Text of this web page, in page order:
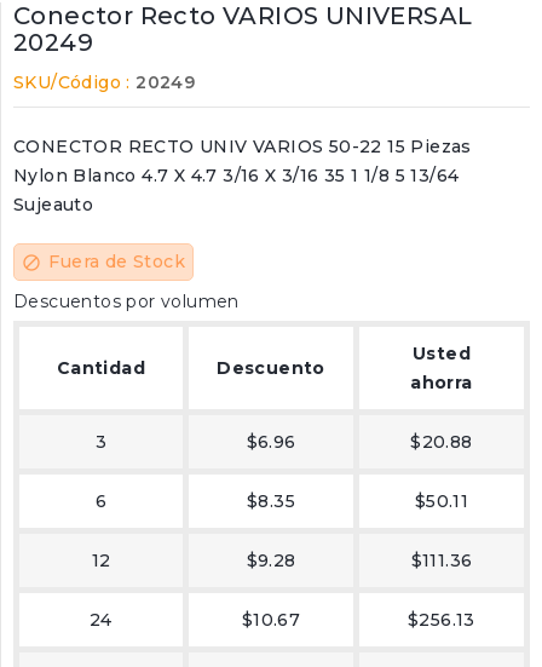
Conector Recto VARIOS UNIVERSAL
20249
SKU/Código : 20249
CONECTOR RECTO UNIV VARIOS 50-22 15 Piezas
Nylon Blanco 4.7 X 4.7 3/16 X 3/16 35 1 1/8 5 13/64
Sujeauto
block Fuera de Stock
Descuentos por volumen
Cantidad Descuento
Usted
ahorra
3 $6.96 $20.88
6 $8.35 $50.11
12 $9.28 $111.36
24 $10.67 $256.13